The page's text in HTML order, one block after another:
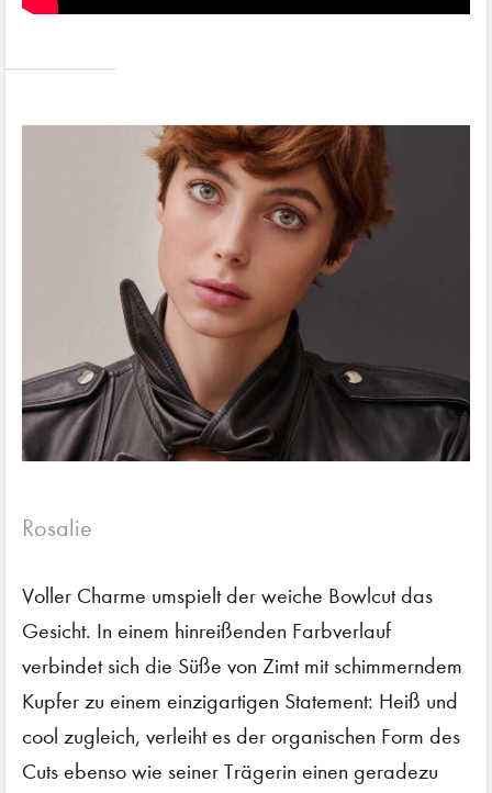
Rosalie
Voller Charme umspielt der weiche Bowlcut das
Gesicht. In einem hinreißenden Farbverlauf
verbindet sich die Süße von Zimt mit schimmerndem
Kupfer zu einem einzigartigen Statement: Heiß und
cool zugleich, verleiht es der organischen Form des
Cuts ebenso wie seiner Trägerin einen geradezu